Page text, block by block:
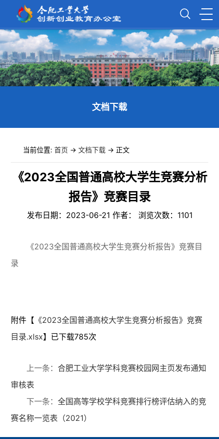
文档下载
当前位置:首页 ->文档下载 -> 正文
《2023全国普通高校大学生竞赛分析
报告》竞赛目录
发布日期：2023-06-21 作者： 浏览次数： 1101
《2023全国普通高校大学生竞赛分析报告》竞赛目
录
附件【 《2023全国普通高校大学生竞赛分析报告》竞赛
目录.xlsx】已下载785次
上一条：合肥工业大学学科竞赛校园网主页发布通知
审核表
下一条：全国高等学校学科竞赛排行榜评估纳入的竞
赛名称一览表（2021）